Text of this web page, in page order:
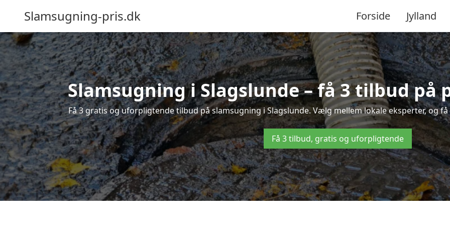
Slamsugning-pris.dk Forside Jylland
Slamsugning i Slagslunde – få 3 tilbud
Få 3 gratis og uforpligtende tilbud på slamsugning i Slagslunde. Vælg mellem lokale eksperter, og
Få 3 tilbud, gratis og uforpligtende